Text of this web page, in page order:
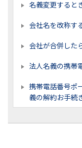
名義変更すると
会社名を改称す
会社が合併した
法人名義の携帯
携帯電話番号ポ
義の解約お手続